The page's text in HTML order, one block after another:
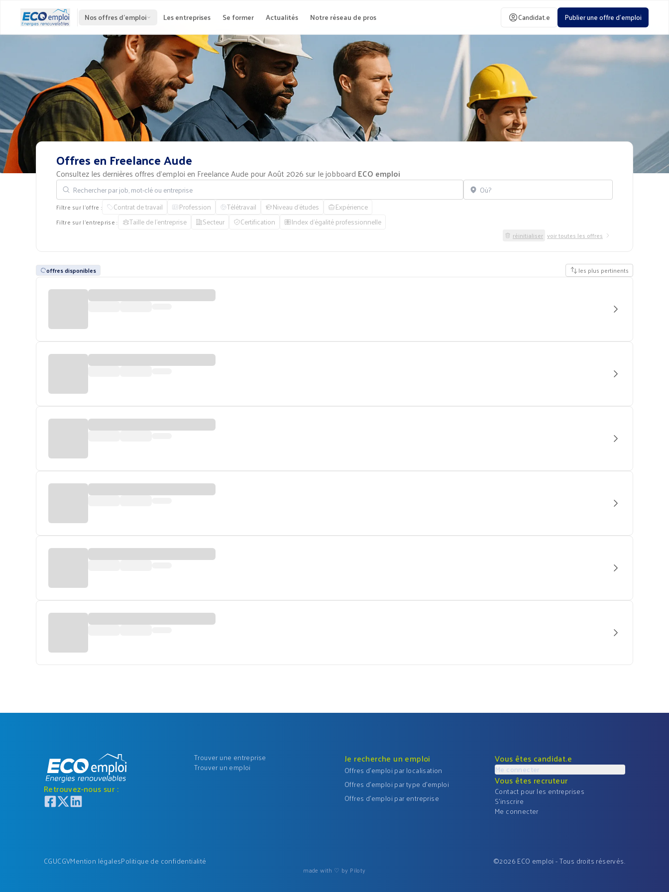
Nos offres d'emploi Les entreprises Se former Actualités Notre réseau de pros Candidat.e Publier une offre d'emploi
Offresen FreelanceAude
Consultez les dernières offres d'emploi en Freelance Aude pour Août 2026 sur le jobboard ECO emploi
Rechercher par job, mot-clé ou entreprise Localisation
Filtre sur l'offre : Contrat de travail Profession Télétravail Niveau d'études Expérience
Filtre sur l'entreprise : Taille de l'entreprise Secteur Certification Index d'égalité professionnelle
réinitialiser voir toutes les offres
offres disponibles les plus pertinents
Retrouvez-nous sur :
Trouver une entreprise
Trouver un emploi
Je recherche un emploi
Offres d'emploi par localisation
Offres d'emploi par type d'emploi
Offres d'emploi par entreprise
Vous êtes candidat.e
Me connecter
Vous êtes recruteur
Contact pour les entreprises
S'inscrire
Me connecter
CGUCGVMention légalesPolitique de confidentialité ©2026 ECO emploi - Tous droits réservés.
made with ♡ by Piloty